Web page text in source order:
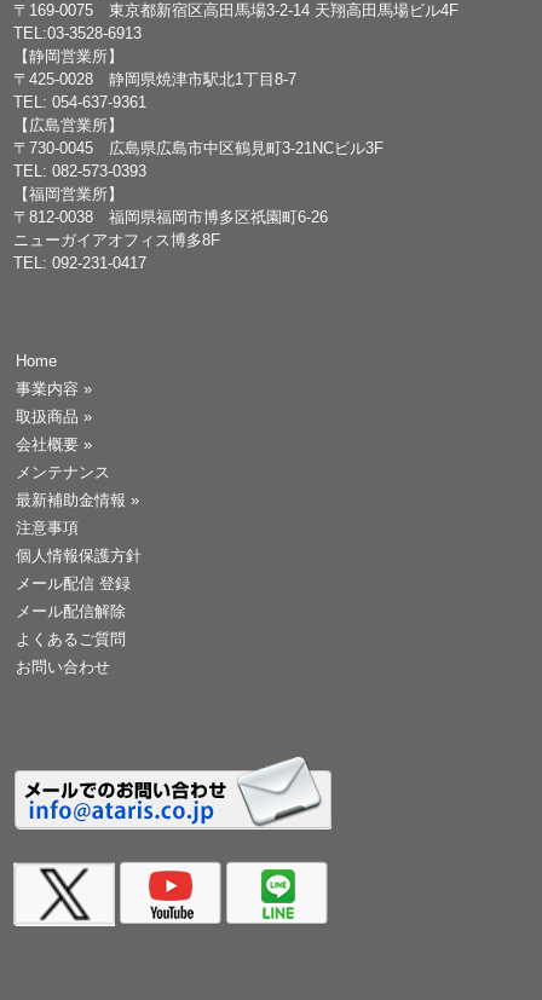
〒169-0075 東京都新宿区高田馬場3-2-14 天翔高田馬場ビル4F
TEL:03-3528-6913
【静岡営業所】
〒425-0028 静岡県焼津市駅北1丁目8-7
TEL: 054-637-9361
【広島営業所】
〒730-0045 広島県広島市中区鶴見町3-21NCビル3F
TEL: 082-573-0393
【福岡営業所】
〒812-0038 福岡県福岡市博多区祇園町6-26
ニューガイアオフィス博多8F
TEL: 092-231-0417
Home
事業内容 »
取扱商品 »
会社概要 »
メンテナンス
最新補助金情報 »
注意事項
個人情報保護方針
メール配信 登録
メール配信解除
よくあるご質問
お問い合わせ